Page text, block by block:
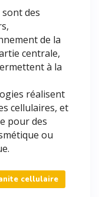
des
de la
centrale,
à la
réalisent
cellulaires, et
pour des
ou
cellulaire